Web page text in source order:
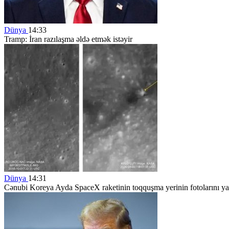
Dünya 14:33
Tramp: İran razılaşma əldə etmək istəyir
Dünya 14:31
Cənubi Koreya Ayda SpaceX raketinin toqquşma yerinin fotolarını